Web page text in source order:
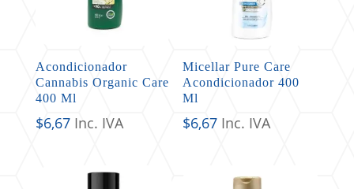
Acondicionador
Cannabis Organic Care
400 Ml
$6,67 Inc. IVA
Micellar Pure Care
Acondicionador 400
Ml
$6,67 Inc. IVA